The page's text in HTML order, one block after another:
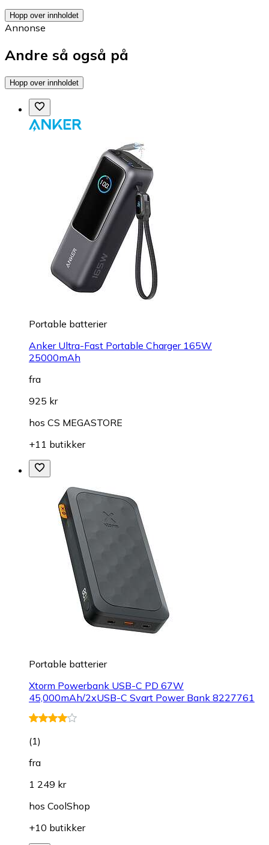
Hopp over innholdet
Annonse
Andre så også på
Hopp over innholdet
Portable batterier
Anker Ultra-Fast Portable Charger 165W
25000mAh
fra
925 kr
hos CS MEGASTORE
+11 butikker
Portable batterier
Xtorm Powerbank USB-C PD 67W
45,000mAh/2xUSB-C Svart Power Bank 8227761
(1)
fra
1 249 kr
hos CoolShop
+10 butikker